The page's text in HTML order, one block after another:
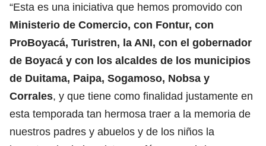
“Esta es una iniciativa que hemos promovido con
Ministerio de Comercio, con Fontur, con
ProBoyacá, Turistren, la ANI, con el gobernador
de Boyacá y con los alcaldes de los municipios
de Duitama, Paipa, Sogamoso, Nobsa y
Corrales, y que tiene como finalidad justamente en
esta temporada tan hermosa traer a la memoria de
nuestros padres y abuelos y de los niños la